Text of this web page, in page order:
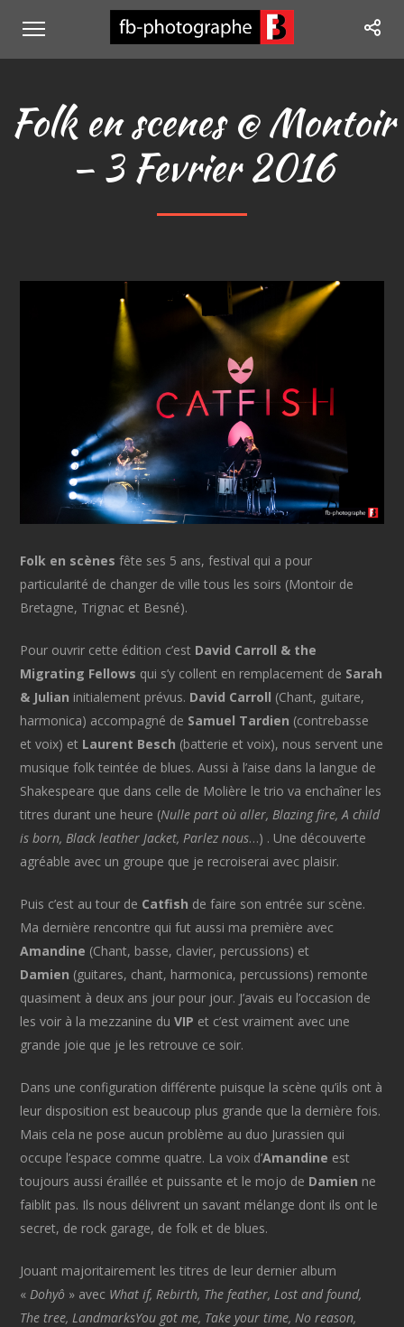
Folk en scenes @ Montoir
– 3 Fevrier 2016
Folk en scènes fête ses 5 ans, festival qui a pour
particularité de changer de ville tous les soirs (Montoir de
Bretagne, Trignac et Besné).
Pour ouvrir cette édition c’est David Carroll & the
Migrating Fellows qui s’y collent en remplacement de Sarah
& Julian initialement prévus. David Carroll (Chant, guitare,
harmonica) accompagné de Samuel Tardien (contrebasse
et voix) et Laurent Besch (batterie et voix), nous servent une
musique folk teintée de blues. Aussi à l’aise dans la langue de
Shakespeare que dans celle de Molière le trio va enchaîner les
titres durant une heure (Nulle part où aller, Blazing fire, A child
is born, Black leather Jacket, Parlez nous…) . Une découverte
agréable avec un groupe que je recroiserai avec plaisir.
Puis c’est au tour de Catfish de faire son entrée sur scène.
Ma dernière rencontre qui fut aussi ma première avec
Amandine (Chant, basse, clavier, percussions) et
Damien (guitares, chant, harmonica, percussions) remonte
quasiment à deux ans jour pour jour. J’avais eu l’occasion de
les voir à la mezzanine duVIP et c’est vraiment avec une
grande joie que je les retrouve ce soir.
Dans une configuration différente puisque la scène qu’ils ont à
leur disposition est beaucoup plus grande que la dernière fois.
Mais cela ne pose aucun problème au duo Jurassien qui
occupe l’espace comme quatre. La voix d’Amandine est
toujours aussi éraillée et puissante et le mojo de Damien ne
faiblit pas. Ils nous délivrent un savant mélange dont ils ont le
secret, de rock garage, de folk et de blues.
Jouant majoritairement les titres de leur dernier album
« Dohyô » avec What if, Rebirth, The feather, Lost and found,
The tree, LandmarksYou got me, Take your time, No reason,